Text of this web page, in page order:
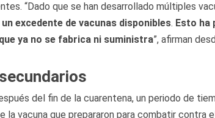
“Dado que se han desarrollado múltiples
excedente de vacunas disponibles. Esto ha
ya no se fabrica ni suministra”, afirman
del fin de la cuarentena, un periodo de
la vacuna que prepararon para combatir contra